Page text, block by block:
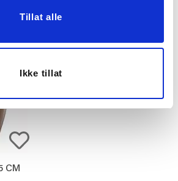
Tillat alle
Ikke tillat
CM